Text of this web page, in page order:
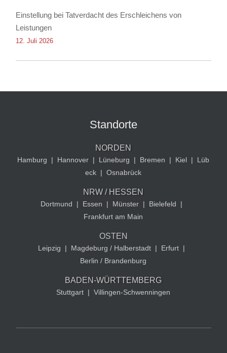
Einstellung bei Tatverdacht des Erschleichens von
Leistungen
12. Juli 2026
Standorte
NORDEN
Hamburg | Hannover | Lüneburg | Bremen | Kiel |
Lüb
eck | Osnabrück
NRW / HESSEN
Dortmund | Essen | Münster | Bielefeld
|
Frankfurt am Main
OSTEN
Leipzig | Magdeburg / Halberstadt | Erfurt |
Berlin / Brandenburg
BADEN-WÜRTTEMBERG
Stuttgart | Villingen-Schwenningen